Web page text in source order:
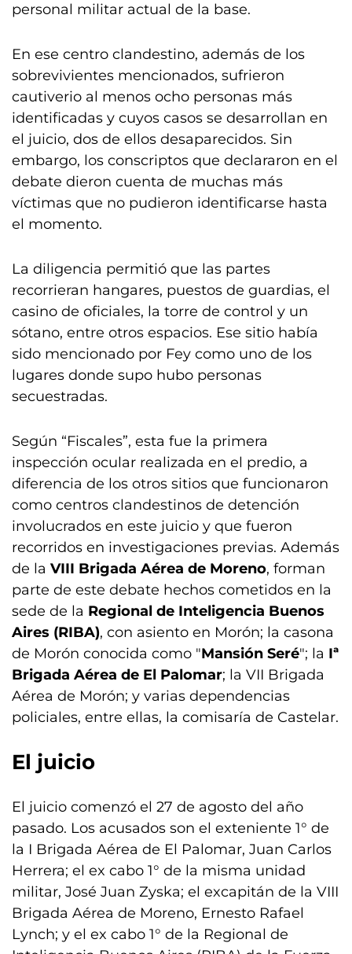
personal militar actual de la base.
En ese centro clandestino, además de los
sobrevivientes mencionados, sufrieron
cautiverio al menos ocho personas más
identificadas y cuyos casos se desarrollan en
el juicio, dos de ellos desaparecidos. Sin
embargo, los conscriptos que declararon en el
debate dieron cuenta de muchas más
víctimas que no pudieron identificarse hasta
el momento.
La diligencia permitió que las partes
recorrieran hangares, puestos de guardias, el
casino de oficiales, la torre de control y un
sótano, entre otros espacios. Ese sitio había
sido mencionado por Fey como uno de los
lugares donde supo hubo personas
secuestradas.
Según “Fiscales”, esta fue la primera
inspección ocular realizada en el predio, a
diferencia de los otros sitios que funcionaron
como centros clandestinos de detención
involucrados en este juicio y que fueron
recorridos en investigaciones previas. Además
de la VIII Brigada Aérea de Moreno, forman
parte de este debate hechos cometidos en la
sede de la Regional de Inteligencia Buenos
Aires (RIBA), con asiento en Morón; la casona
de Morón conocida como "Mansión Seré"; la Iª
Brigada Aérea de El Palomar; la VII Brigada
Aérea de Morón; y varias dependencias
policiales, entre ellas, la comisaría de Castelar.
El juicio
El juicio comenzó el 27 de agosto del año
pasado. Los acusados son el exteniente 1° de
la I Brigada Aérea de El Palomar, Juan Carlos
Herrera; el ex cabo 1° de la misma unidad
militar, José Juan Zyska; el excapitán de la VIII
Brigada Aérea de Moreno, Ernesto Rafael
Lynch; y el ex cabo 1° de la Regional de